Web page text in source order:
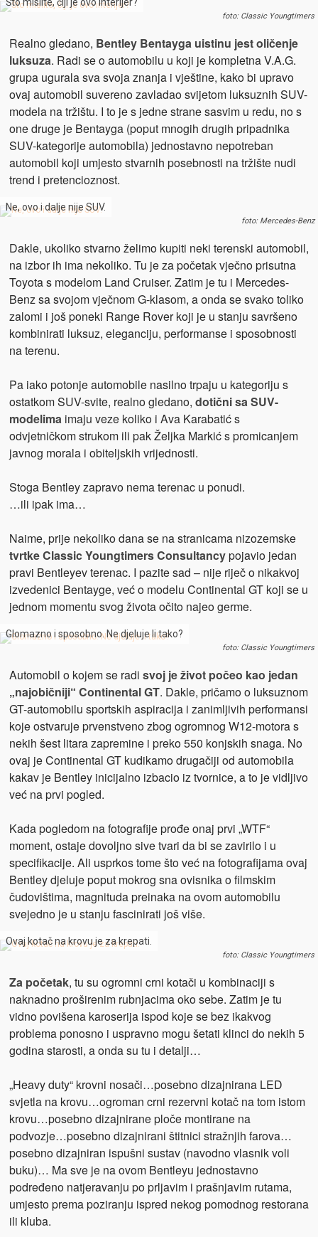
Što mislite, čiji je ovo interijer?
foto: Classic Youngtimers
Realno gledano, Bentley Bentayga uistinu jest oličenje
luksuza. Radi se o automobilu u koji je kompletna V.A.G.
grupa ugurala sva svoja znanja i vještine, kako bi upravo
ovaj automobil suvereno zavladao svijetom luksuznih SUV-
modela na tržištu. I to je s jedne strane sasvim u redu, no s
one druge je Bentayga (poput mnogih drugih pripadnika
SUV-kategorije automobila) jednostavno nepotreban
automobil koji umjesto stvarnih posebnosti na tržište nudi
trend i pretencioznost.
Ne, ovo i dalje nije SUV.
foto: Mercedes-Benz
Dakle, ukoliko stvarno želimo kupiti neki terenski automobil,
na izbor ih ima nekoliko. Tu je za početak vječno prisutna
Toyota s modelom Land Cruiser. Zatim je tu i Mercedes-
Benz sa svojom vječnom G-klasom, a onda se svako toliko
zalomi i još poneki Range Rover koji je u stanju savršeno
kombinirati luksuz, eleganciju, performanse i sposobnosti
na terenu.
Pa iako potonje automobile nasilno trpaju u kategoriju s
ostatkom SUV-svite, realno gledano, dotični sa SUV-
modelimaimaju veze koliko i Ava Karabatić s
odvjetničkom strukom ili pak Željka Markić s promicanjem
javnog morala i obiteljskih vrijednosti.
Stoga Bentley zapravo nema terenac u ponudi.
…ili ipak ima…
Naime, prije nekoliko dana se na stranicama nizozemske
tvrtke Classic Youngtimers Consultancypojavio jedan
pravi Bentleyev terenac. I pazite sad – nije riječ o nikakvoj
izvedenici Bentayge, već o modelu Continental GT koji se u
jednom momentu svog života očito najeo germe.
Glomazno i sposobno. Ne djeluje li tako?
foto: Classic Youngtimers
Automobil o kojem se radi svoj je život počeo kao jedan
„najobičniji“ Continental GT. Dakle, pričamo o luksuznom
GT-automobilu sportskih aspiracija i zanimljivih performansi
koje ostvaruje prvenstveno zbog ogromnog W12-motora s
nekih šest litara zapremine i preko 550 konjskih snaga. No
ovaj je Continental GT kudikamo drugačiji od automobila
kakav je Bentley inicijalno izbacio iz tvornice, a to je vidljivo
već na prvi pogled.
Kada pogledom na fotografije prođe onaj prvi „WTF“
moment, ostaje dovoljno sive tvari da bi se zavirilo i u
specifikacije. Ali usprkos tome što već na fotografijama ovaj
Bentley djeluje poput mokrog sna ovisnika o filmskim
čudovištima, magnituda preinaka na ovom automobilu
svejedno je u stanju fascinirati još više.
Ovaj kotač na krovu je za krepati.
foto: Classic Youngtimers
Za početak, tu su ogromni crni kotači u kombinaciji s
naknadno proširenim rubnjacima oko sebe. Zatim je tu
vidno povišena karoserija ispod koje se bez ikakvog
problema ponosno i uspravno mogu šetati klinci do nekih 5
godina starosti, a onda su tu i detalji…
„Heavy duty“ krovni nosači…posebno dizajnirana LED
svjetla na krovu…ogroman crni rezervni kotač na tom istom
krovu…posebno dizajnirane ploče montirane na
podvozje…posebno dizajnirani štitnici stražnjih farova…
posebno dizajniran ispušni sustav (navodno vlasnik voli
buku)… Ma sve je na ovom Bentleyu jednostavno
podređeno natjeravanju po prljavim i prašnjavim rutama,
umjesto prema poziranju ispred nekog pomodnog restorana
ili kluba.